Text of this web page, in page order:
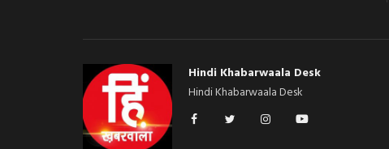
Hindi Khabarwaala Desk
Hindi Khabarwaala Desk